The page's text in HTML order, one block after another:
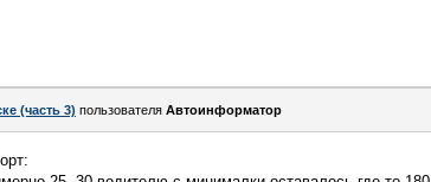
(часть 3) пользователя Автоинформатор